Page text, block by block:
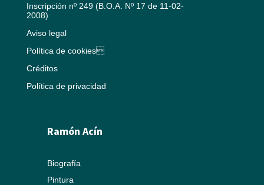
Inscripción nº 249 (B.O.A. Nº 17 de 11-02-
2008)
Aviso legal
Política de cookies
Créditos
Política de privacidad
Ramón Acín
Biografía
Pintura